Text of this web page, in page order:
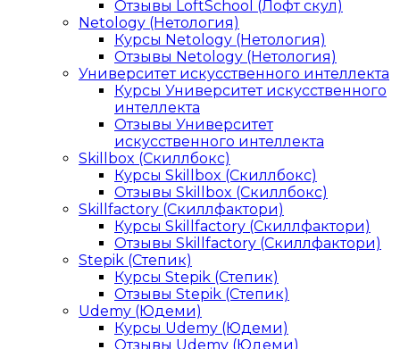
Отзывы LoftSchool (Лофт скул)
Netology (Нетология)
Курсы Netology (Нетология)
Отзывы Netology (Нетология)
Университет искусственного интеллекта
Курсы Университет искусственного
интеллекта
Отзывы Университет
искусственного интеллекта
Skillbox (Скиллбокс)
Курсы Skillbox (Скиллбокс)
Отзывы Skillbox (Скиллбокс)
Skillfactory (Скиллфактори)
Курсы Skillfactory (Скиллфактори)
Отзывы Skillfactory (Скиллфактори)
Stepik (Степик)
Курсы Stepik (Степик)
Отзывы Stepik (Степик)
Udemy (Юдеми)
Курсы Udemy (Юдеми)
Отзывы Udemy (Юдеми)